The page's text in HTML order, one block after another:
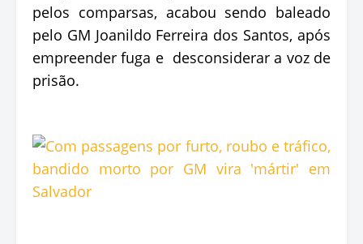
pelos comparsas, acabou sendo baleado
pelo GM Joanildo Ferreira dos Santos, após
empreender fuga e desconsiderar a voz de
prisão.